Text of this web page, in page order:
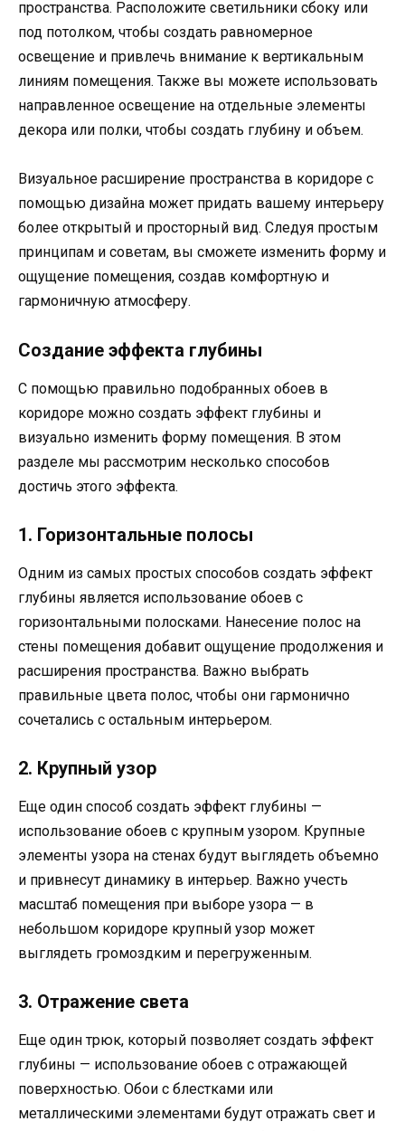
пространства. Расположите светильники сбоку или
под потолком, чтобы создать равномерное
освещение и привлечь внимание к вертикальным
линиям помещения. Также вы можете использовать
направленное освещение на отдельные элементы
декора или полки, чтобы создать глубину и объем.
Визуальное расширение пространства в коридоре с
помощью дизайна может придать вашему интерьеру
более открытый и просторный вид. Следуя простым
принципам и советам, вы сможете изменить форму и
ощущение помещения, создав комфортную и
гармоничную атмосферу.
Создание эффекта глубины
С помощью правильно подобранных обоев в
коридоре можно создать эффект глубины и
визуально изменить форму помещения. В этом
разделе мы рассмотрим несколько способов
достичь этого эффекта.
1. Горизонтальные полосы
Одним из самых простых способов создать эффект
глубины является использование обоев с
горизонтальными полосками. Нанесение полос на
стены помещения добавит ощущение продолжения и
расширения пространства. Важно выбрать
правильные цвета полос, чтобы они гармонично
сочетались с остальным интерьером.
2. Крупный узор
Еще один способ создать эффект глубины —
использование обоев с крупным узором. Крупные
элементы узора на стенах будут выглядеть объемно
и привнесут динамику в интерьер. Важно учесть
масштаб помещения при выборе узора — в
небольшом коридоре крупный узор может
выглядеть громоздким и перегруженным.
3. Отражение света
Еще один трюк, который позволяет создать эффект
глубины — использование обоев с отражающей
поверхностью. Обои с блестками или
металлическими элементами будут отражать свет и